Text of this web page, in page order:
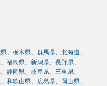
栃木県 群馬県
北海道
福島県 新潟県
長野県
静岡県 岐阜県
三重県
和歌山県 広島県
岡山県